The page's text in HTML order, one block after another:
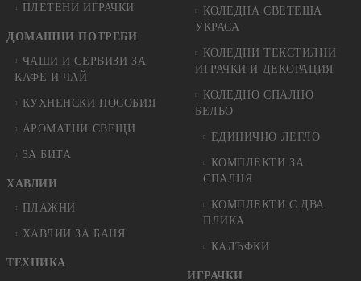
ПЛЕТЕНИ ИГРАЧКИ
ДОМАШНИ ПОТРЕБИ
ЧАШИ И СЕРВИЗИ ЗА
КАФЕ И ЧАЙ
КУХНЕНСКИ ПОСОБИЯ
АРОМАТНИ СВЕЩИ
ЗА БИТА
ХАВЛИИ
ПЛАЖНИ
ХАВЛИИ ЗА БАНЯ
ТЕХНИКА
КОЛЕДНА СВЕТЕЩА
УКРАСА
КОЛЕДНИ ТЕКСТИЛНИ
ИГРАЧКИ И ДЕКОРАЦИЯ
КОЛЕДНO СПАЛНO
БЕЛЬО
ЕДИНИЧНО ЛЕГЛО
КОМПЛЕКТИ ЗА
СПАЛНЯ
КОМПЛЕКТИ С ДВА
ПЛИКА
КАЛЪФКИ
ИГРАЧКИ